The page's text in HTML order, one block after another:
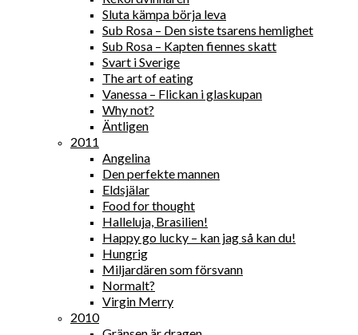
Sluta kämpa börja leva
Sub Rosa – Den siste tsarens hemlighet
Sub Rosa – Kapten fiennes skatt
Svart i Sverige
The art of eating
Vanessa – Flickan i glaskupan
Why not?
Äntligen
2011
Angelina
Den perfekte mannen
Eldsjälar
Food for thought
Halleluja, Brasilien!
Happy go lucky – kan jag så kan du!
Hungrig
Miljardären som försvann
Normalt?
Virgin Merry
2010